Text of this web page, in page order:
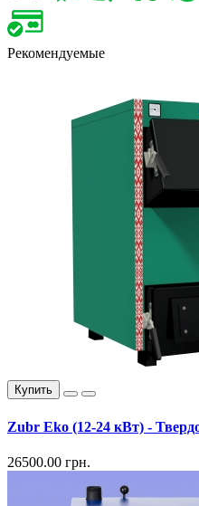
Рекомендуемые
Купить
Zubr Eko (12-24 кВт) -
26500.00 грн.